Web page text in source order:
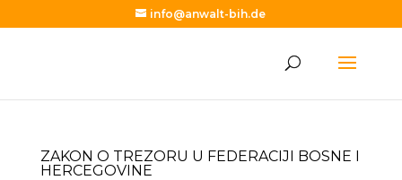
info@anwalt-bih.de
ZAKON O TREZORU U FEDERACIJI BOSNE I
HERCEGOVINE